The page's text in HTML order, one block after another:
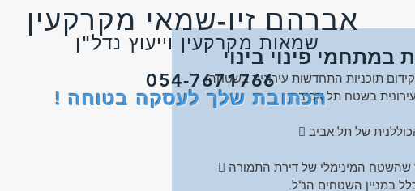
אברהם זיו-שמאי מקרקעין
054-7671766
הכתובת שלך לעסקה בטוחה !
פינוי בינוי
תוכניות התחדשות עירונית בשטחה,
בשטח תל אביב.